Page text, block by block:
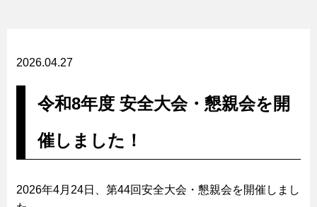
2026.04.27
令和8年度 安全大会・懇親会を開
催しました！
2026年4月24日、第44回安全大会・懇親会を開催しまし